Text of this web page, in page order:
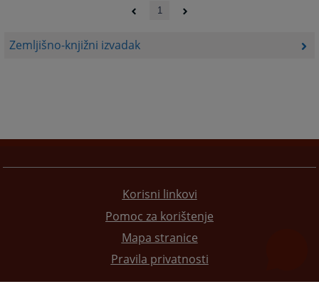
Zemljišno-knjižni izvadak
1
Korisni linkovi
Pomoc za korištenje
Mapa stranice
Pravila privatnosti